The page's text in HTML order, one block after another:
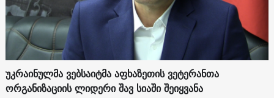
უკრაინულმა ვებსაიტმა აფხაზეთის ვეტერანთა
ორგანიზაციის ლიდერი შავ სიაში შეიყვანა